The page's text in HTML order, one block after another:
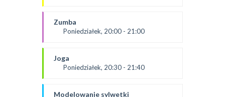
Kasia W.
SALA 1
Zumba
Poniedziałek, 20:00 - 21:00
Ola P.
*Zajęcia dla dorosłych i dzieci
Joga
Poniedziałek, 20:30 - 21:40
Dominika
Modelowanie sylwetki